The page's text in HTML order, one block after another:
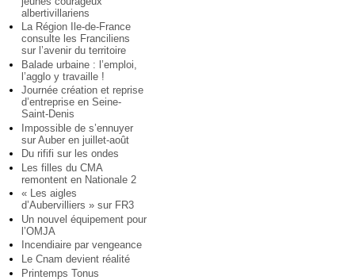
albertivillariens
La Région Ile-de-France
consulte les Franciliens
sur l’avenir du territoire
Balade urbaine : l’emploi,
l’agglo y travaille !
Journée création et reprise
d’entreprise en Seine-
Saint-Denis
Impossible de s’ennuyer
sur Auber en juillet-août
Du rififi sur les ondes
Les filles du CMA
remontent en Nationale 2
« Les aigles
d’Aubervilliers » sur FR3
Un nouvel équipement pour
l’OMJA
Incendiaire par vengeance
Le Cnam devient réalité
Printemps Tonus